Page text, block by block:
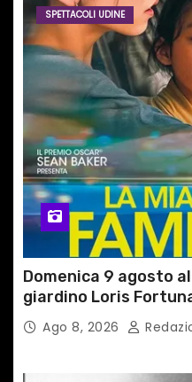
SPETTACOLI UDINE
Domenica 9 agosto
giardino Loris Fortuna
TAIPEIAgo 8, 2026